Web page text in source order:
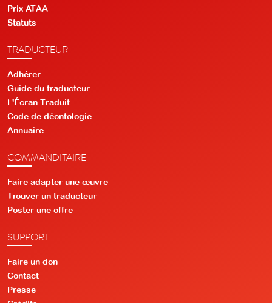
Prix ATAA
Statuts
TRADUCTEUR
Adhérer
Guide du traducteur
L'Écran Traduit
Code de déontologie
Annuaire
COMMANDITAIRE
Faire adapter une œuvre
Trouver un traducteur
Poster une offre
SUPPORT
Faire un don
Contact
Presse